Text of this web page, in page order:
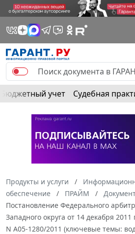
Бюджетный учет Судебная
Продукты и услуги
обеспечение
ПРАЙМ
Постановление Федерального
Западного округа от 14 декабря
N А05-1280/2011 (ключевые темы: